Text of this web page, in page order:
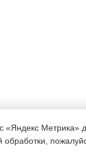
«Яндекс Метрика»